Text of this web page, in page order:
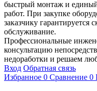
быстрый монтаж и
работ. При закупке
заказчику гарантируется
обслуживание.
Профессиональные
консультацию
недоработки и решаем
Вход Обратная связь
Избранное 0 Сравнение 0